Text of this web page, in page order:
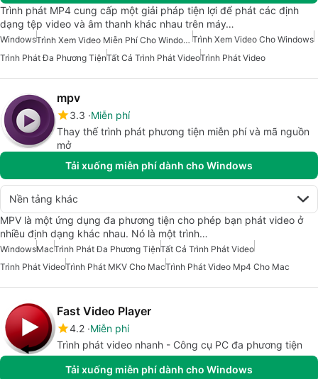
Trình phát MP4 cung cấp một giải pháp tiện lợi để phát các định
dạng tệp video và âm thanh khác nhau trên máy…
Windows Trình Xem Video Miễn Phí Cho Windows Trình Xem Video Cho Windows
Trình Phát Đa Phương TiệnTất Cả Trình Phát VideoTrình Phát Video
mpv
3.3 Miễn phí
Thay thế trình phát phương tiện miễn phí và mã nguồn
mở
Tải xuống miễn phí dành cho Windows
Nền tảng khác
MPV là một ứng dụng đa phương tiện cho phép bạn phát video ở
nhiều định dạng khác nhau. Nó là một trình…
WindowsMacTrình Phát Đa Phương TiệnTất Cả Trình Phát Video
Trình Phát VideoTrình Phát MKV Cho MacTrình Phát Video Mp4 Cho Mac
Fast Video Player
4.2 Miễn phí
Trình phát video nhanh - Công cụ PC đa phương tiện
Tải xuống miễn phí dành cho Windows